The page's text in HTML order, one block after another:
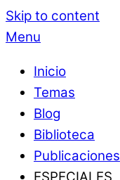
Skip to content
Menu
Inicio
Temas
Blog
Biblioteca
Publicaciones
ESPECIALES